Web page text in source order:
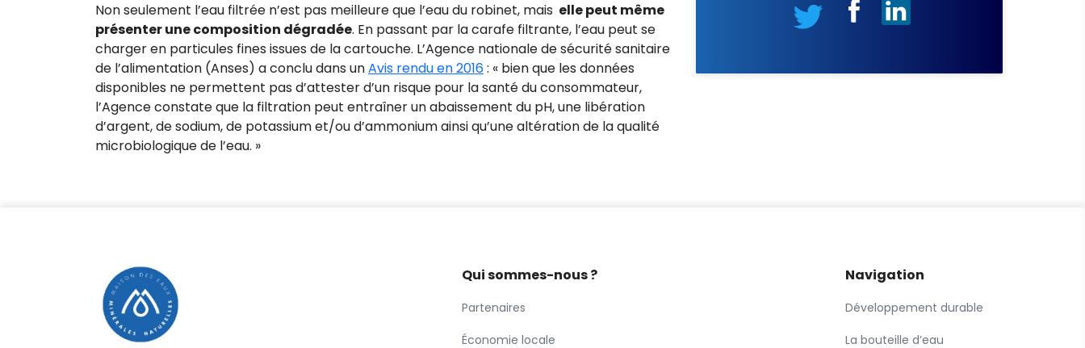
Non seulement l’eau filtrée n’est pas meilleure que l’eau du robinet, mais elle peut même
présenter une composition dégradée. En passant par la carafe filtrante, l’eau peut se
charger en particules fines issues de la cartouche. L’Agence nationale de sécurité sanitaire
de l’alimentation (Anses) a conclu dans unAvis rendu en 2016: « bien que les données
disponibles ne permettent pas d’attester d’un risque pour la santé du consommateur,
l’Agence constate que la filtration peut entraîner un abaissement du pH, une libération
d’argent, de sodium, de potassium et/ou d’ammonium ainsi qu’une altération de la qualité
microbiologique de l’eau. »
Qui sommes-nous ?
Partenaires
Économie locale
Navigation
Développement durable
La bouteille d’eau